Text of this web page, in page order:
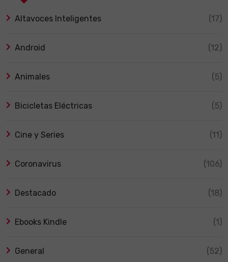
Altavoces Inteligentes (17)
Android (12)
Animales (5)
Bicicletas Eléctricas (5)
Cine y Series (11)
Coronavirus (106)
Destacado (18)
Ebooks Kindle (1)
General (52)